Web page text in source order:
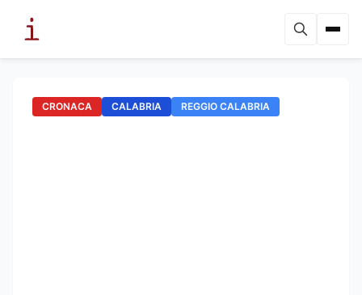
CRONACA CALABRIA REGGIO CALABRIA